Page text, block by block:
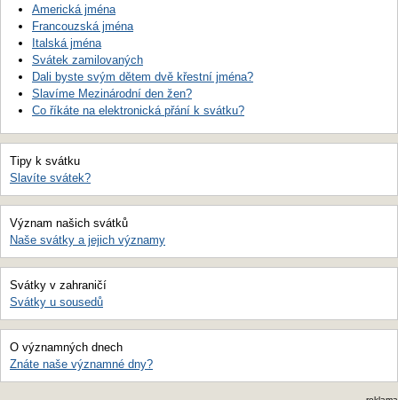
Americká jména
Francouzská jména
Italská jména
Svátek zamilovaných
Dali byste svým dětem dvě křestní jména?
Slavíme Mezinárodní den žen?
Co říkáte na elektronická přání k svátku?
Tipy k svátku
Slavíte svátek?
Význam našich svátků
Naše svátky a jejich významy
Svátky v zahraničí
Svátky u sousedů
O významných dnech
Znáte naše významné dny?